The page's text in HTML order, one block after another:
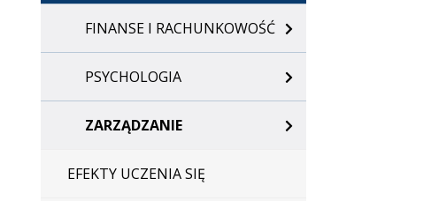
FINANSE I RACHUNKOWOŚĆ
PSYCHOLOGIA
ZARZĄDZANIE
EFEKTY UCZENIA SIĘ